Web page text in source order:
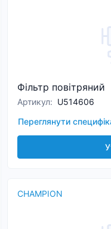
Фільтр повітряний
Артикул: U514606
Переглянути
CHAMPION